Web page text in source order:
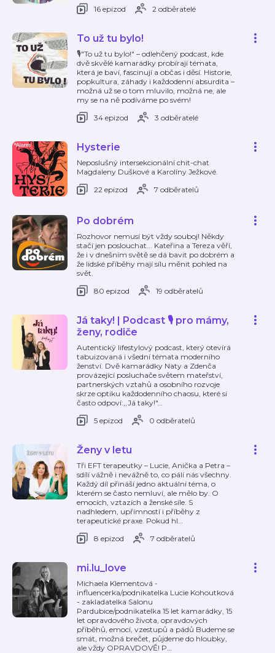
16 epizod 2 odběratelé
To už tu bylo!
🎙️"To už tu bylo!" – odlehčený podcast, kde
dvě skvělé kamarádky probírají témata,
která je baví, fascinují a občas i děsí. Historie,
popkultura, záhady i každodenní absurdita –
možná už se o tom mluvilo, možná ne, ale
my se na ně podíváme po svém!
34 epizod
3 odběratelé
Hysterie
Neposlušný intersekcionální chit-chat
Magdaleny Duškové a Karolíny Ježkové.
22 epizod
7 odběratelů
Po dobrém
Rozhovor nemusí být vždy souboj! Někdy
stačí jen poslouchat... Kateřina a Tereza věří,
že i v dnešním světě se dá bavit po dobrém a
že lidské příběhy mají sílu měnit pohled na
svět.
80 epizod
19 odběratelů
Já taky! | Podcast 🎙️ pro mámy,
ženy, rodiče
Autentický lifestylový podcast, který otevírá
tabuizovaná i všední témata moderního
ženství. Dvě kamarádky Naty a Zdenča
provázející posluchače světem mateřství,
partnerských vztahů a osobního rozvoje
skrze optiku každodenního chaosu, které si
často odpoví:,,Já taky!"…
5 epizod
0 odběratelů
Ženy v letu
Tři EFT terapeutky – Lucie, Anička a Petra –
sdílí vážně i nevážně to, co pálí nás všechny.
Každý díl přináší jedno aktuální téma, o
kterém se často nemluví, ale mělo by. O
emocích, vztazích a ženské síle. S
nadhledem, upřímností i příběhy z
terapeutické praxe. Pokud hl…
8 epizod
7 odběratelů
mi.lu_love
Michaela Klementová -
influencerka/podnikatelka Lucie Kohoutková
- zakladatelka Salonu
Pardubice/podnikatelka 15 let kamarádky, 15
let opravdového života, opravdových
příběhů, emocí, vzestupů a pádů Budeme se
smát, možná brečet, půjdeme do hloubky,
ale vždy OPRAVDOVĚ! P…